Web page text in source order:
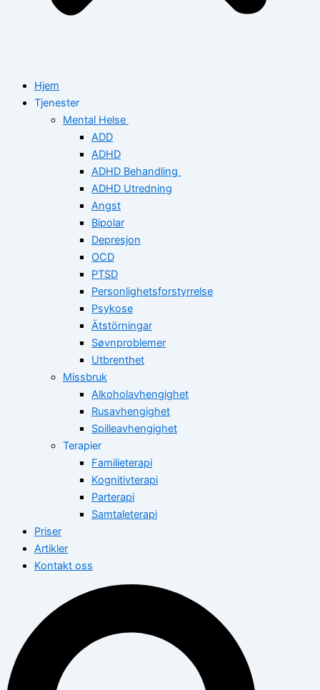
Hjem
Tjenester
Mental Helse
ADD
ADHD
ADHD Behandling
ADHD Utredning
Angst
Bipolar
Depresjon
OCD
PTSD
Personlighetsforstyrrelse
Psykose
Ätstörningar
Søvnproblemer
Utbrenthet
Missbruk
Alkoholavhengighet
Rusavhengighet
Spilleavhengighet
Terapier
Familieterapi
Kognitivterapi
Parterapi
Samtaleterapi
Priser
Artikler
Kontakt oss